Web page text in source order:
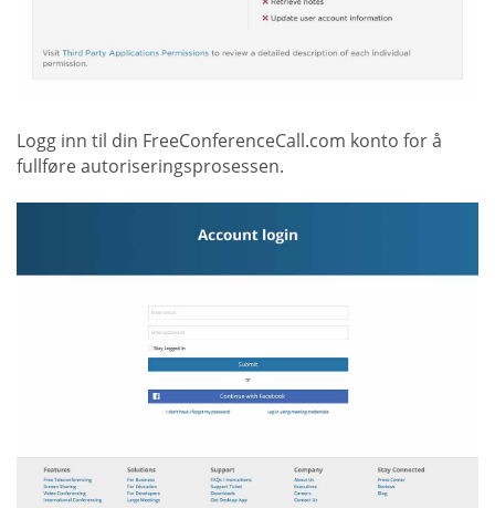
Logg inn til din FreeConferenceCall.com konto for å
fullføre autoriseringsprosessen.